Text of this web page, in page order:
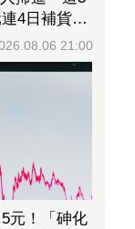
4日補貨南
21:00
元！「砷化